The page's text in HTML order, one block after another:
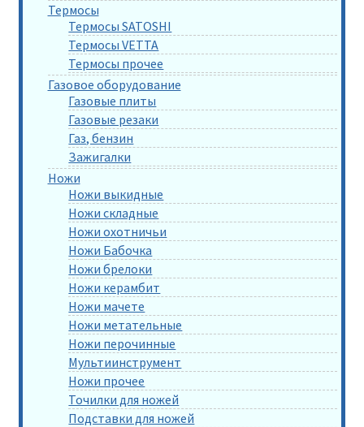
Термосы
Термосы SATOSHI
Термосы VETTA
Термосы прочее
Газовое оборудование
Газовые плиты
Газовые резаки
Газ, бензин
Зажигалки
Ножи
Ножи выкидные
Ножи складные
Ножи охотничьи
Ножи Бабочка
Ножи брелоки
Ножи керамбит
Ножи мачете
Ножи метательные
Ножи перочинные
Мультиинструмент
Ножи прочее
Точилки для ножей
Подставки для ножей